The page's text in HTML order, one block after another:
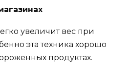
увеличит вес при
эта техника хорошо
продуктах.